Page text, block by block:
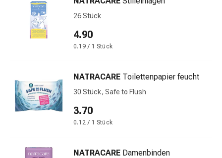
Krämpfe
Verstopfung
Medizinische
&
Juckreiz
Hühneraugen
Warzen
Nagel-
26 Stück
4.90
0.19 / 1 Stück
NATRACARE Toilettenpapier feucht
30 Stück, Safe to Flush
3.70
0.12 / 1 Stück
NATRACARE Damenbinden